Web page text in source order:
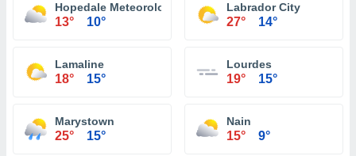
Hopedale Meteorological Aeronautical
13° 10°
Labrador City
27° 14°
Lamaline
18° 15°
Lourdes
19° 15°
Marystown
25° 15°
Nain
15° 9°